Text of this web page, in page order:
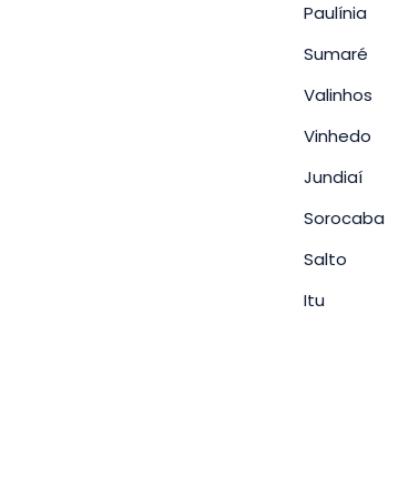
Paulínia
Sumaré
Valinhos
Vinhedo
Jundiaí
Sorocaba
Salto
Itu